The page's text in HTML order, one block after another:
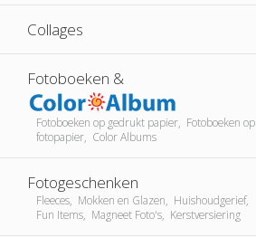
Collages
Fotoboeken &
Fotoboeken op gedrukt papier, Fotoboeken op
fotopapier, Color Albums
Fotogeschenken
Fleeces, Mokken en Glazen, Huishoudgerief,
Fun Items, Magneet Foto's, Kerstversiering